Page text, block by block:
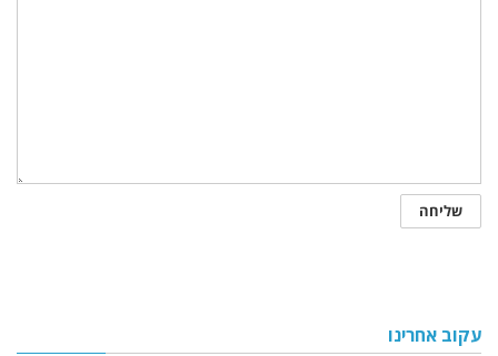
עקוב אחרינו